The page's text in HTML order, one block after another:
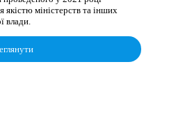
міністерств та інших
влади.